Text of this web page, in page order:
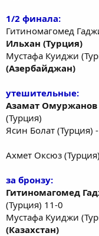
1/2 финала:
Гитиномагомед
Ильхан (Турция)
Мустафа Куиджи
(Азербайджан)
утешительные:
Азамат Омуржанов
(Турция)
Ясин Болат (Турция) -
Ахмет Оксюз
за бронзу:
Гитиномагомед
(Турция) 11-0
Мустафа Куиджи
(Казахстан)